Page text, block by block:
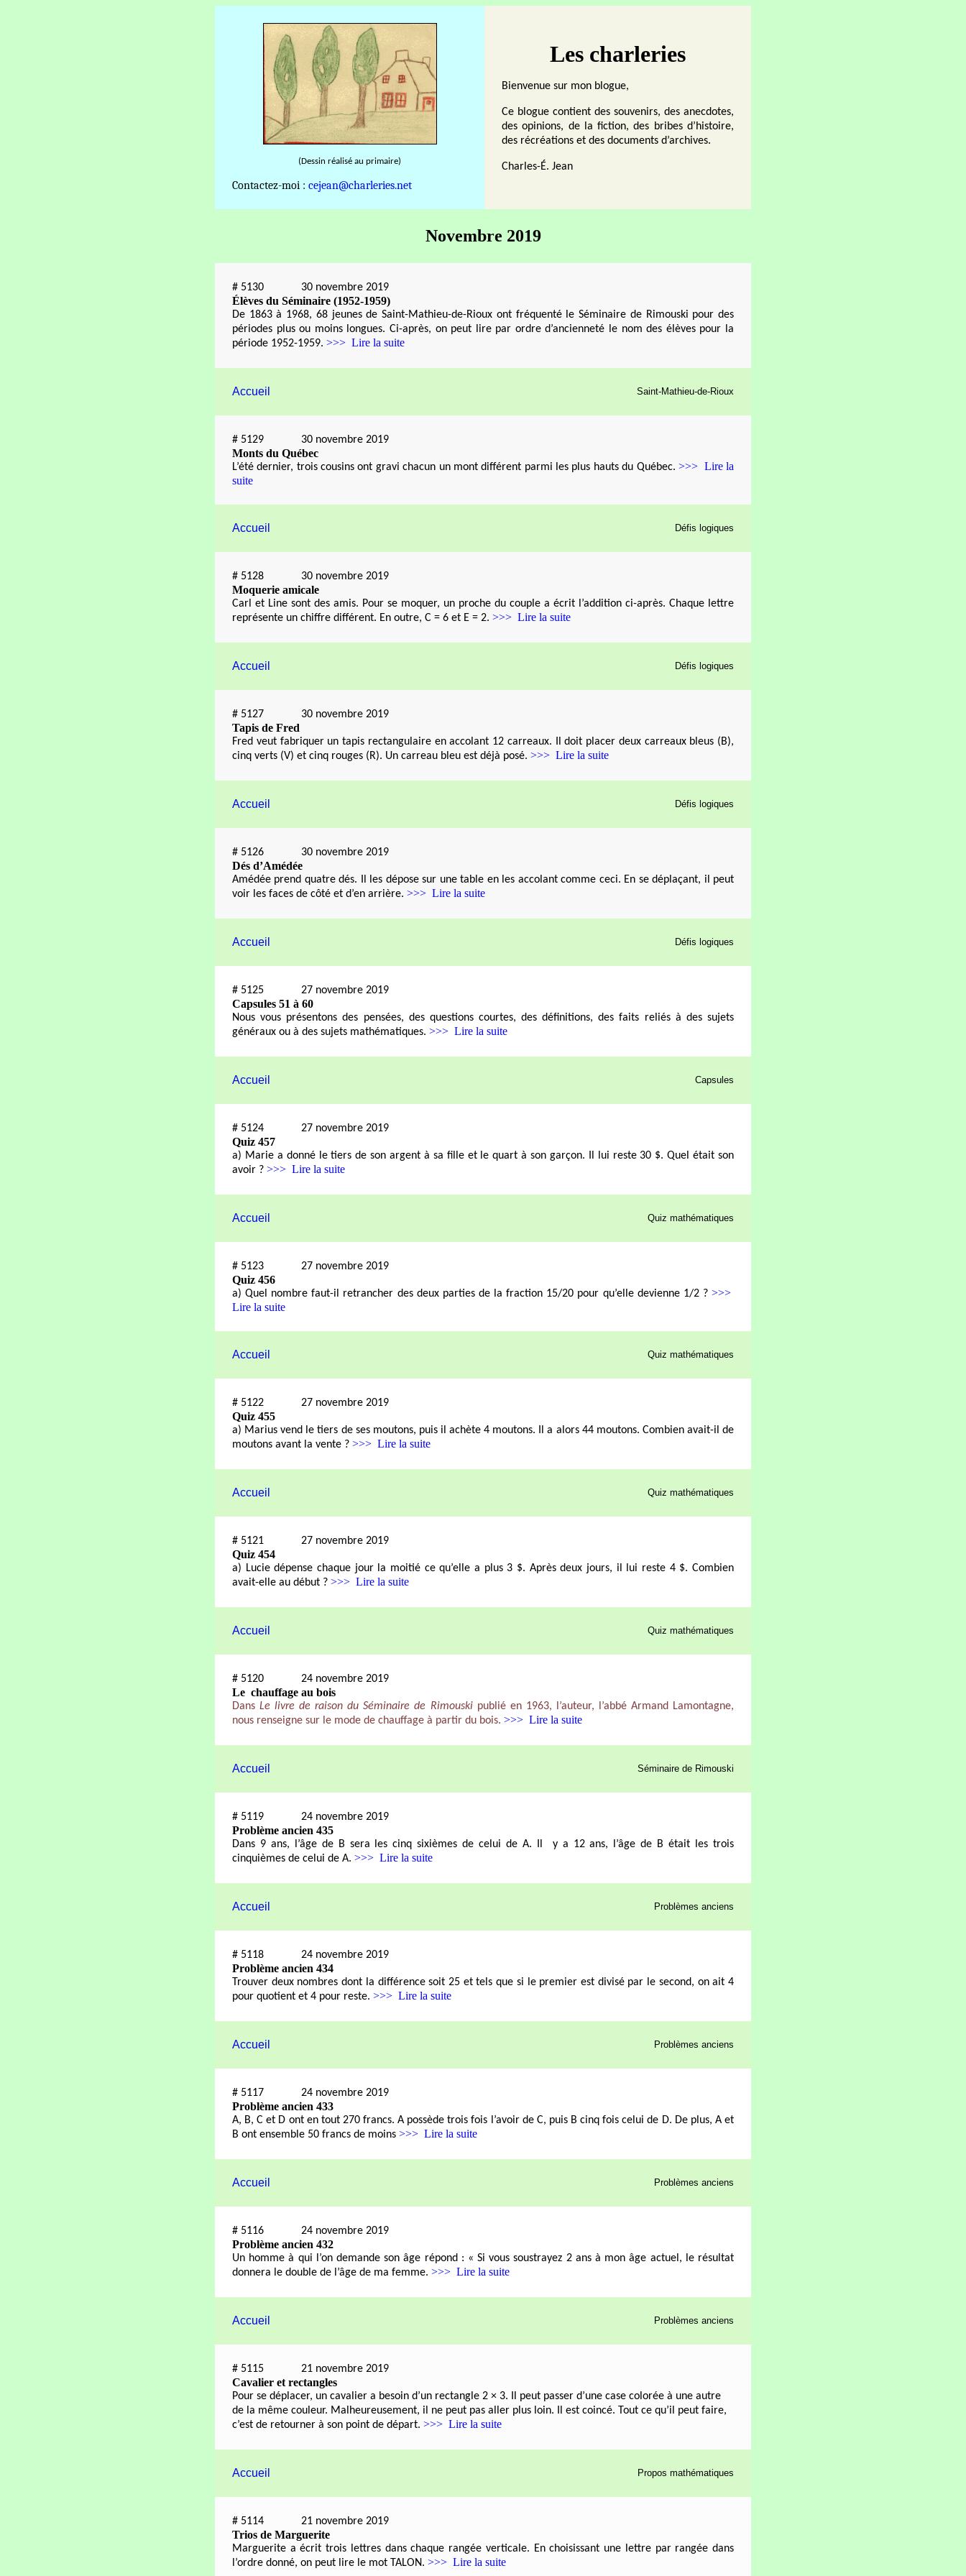
(Dessin réalisé au primaire)
Contactez-moi : cejean@charleries.net
Les charleries
Bienvenue sur mon blogue,
Ce blogue contient des souvenirs, des anecdotes,
des opinions, de la fiction, des bribes d’histoire,
des récréations et des documents d’archives.
Charles-É. Jean
Novembre 2019
# 5130 30 novembre 2019
Élèves du Séminaire (1952-1959)
De 1863 à 1968, 68 jeunes de Saint-Mathieu-de-Rioux ont fréquenté le Séminaire de Rimouski pour des
périodes plus ou moins longues. Ci-après, on peut lire par ordre d’ancienneté le nom des élèves pour la
période 1952-1959. >>> Lire la suite
Accueil Saint-Mathieu-de-Rioux
# 5129 30 novembre 2019
Monts du Québec
L’été dernier, trois cousins ont gravi chacun un mont différent parmi les plus hauts du Québec. >>> Lire la
suite
Accueil Défis logiques
# 5128 30 novembre 2019
Moquerie amicale
Carl et Line sont des amis. Pour se moquer, un proche du couple a écrit l’addition ci-après. Chaque lettre
représente un chiffre différent. En outre, C = 6 et E = 2. >>> Lire la suite
Accueil Défis logiques
# 5127 30 novembre 2019
Tapis de Fred
Fred veut fabriquer un tapis rectangulaire en accolant 12 carreaux. Il doit placer deux carreaux bleus (B),
cinq verts (V) et cinq rouges (R). Un carreau bleu est déjà posé. >>> Lire la suite
Accueil Défis logiques
# 5126 30 novembre 2019
Dés d’Amédée
Amédée prend quatre dés. Il les dépose sur une table en les accolant comme ceci. En se déplaçant, il peut
voir les faces de côté et d’en arrière. >>> Lire la suite
Accueil Défis logiques
# 5125 27 novembre 2019
Capsules 51 à 60
Nous vous présentons des pensées, des questions courtes, des définitions, des faits reliés à des sujets
généraux ou à des sujets mathématiques. >>> Lire la suite
Accueil Capsules
# 5124 27 novembre 2019
Quiz 457
a) Marie a donné le tiers de son argent à sa fille et le quart à son garçon. Il lui reste 30 $. Quel était son
avoir ? >>> Lire la suite
Accueil Quiz mathématiques
# 5123 27 novembre 2019
Quiz 456
a) Quel nombre faut-il retrancher des deux parties de la fraction 15/20 pour qu’elle devienne 1/2 ? >>>
Lire la suite
Accueil Quiz mathématiques
# 5122 27 novembre 2019
Quiz 455
a) Marius vend le tiers de ses moutons, puis il achète 4 moutons. Il a alors 44 moutons. Combien avait-il de
moutons avant la vente ? >>> Lire la suite
Accueil Quiz mathématiques
# 5121 27 novembre 2019
Quiz 454
a) Lucie dépense chaque jour la moitié ce qu’elle a plus 3 $. Après deux jours, il lui reste 4 $. Combien
avait-elle au début ? >>> Lire la suite
Accueil Quiz mathématiques
# 5120 24 novembre 2019
Le chauffage au bois
DansLe livre de raison du Séminaire de Rimouskipublié en 1963, l’auteur, l’abbé Armand Lamontagne,
nous renseigne sur le mode de chauffage à partir du bois. >>> Lire la suite
Accueil Séminaire de Rimouski
# 5119 24 novembre 2019
Problème ancien 435
Dans 9 ans, l’âge de B sera les cinq sixièmes de celui de A. Il
y a 12 ans, l’âge de B était les trois
cinquièmes de celui de A. >>> Lire la suite
Accueil Problèmes anciens
# 5118 24 novembre 2019
Problème ancien 434
Trouver deux nombres dont la différence soit 25 et tels que si le premier est divisé par le second, on ait 4
pour quotient et 4 pour reste. >>> Lire la suite
Accueil Problèmes anciens
# 5117 24 novembre 2019
Problème ancien 433
A, B, C et D ont en tout 270 francs. A possède trois fois l’avoir de C, puis B cinq fois celui de D. De plus, A et
B ont ensemble 50 francs de moins >>> Lire la suite
Accueil Problèmes anciens
# 5116 24 novembre 2019
Problème ancien 432
Un homme à qui l’on demande son âge répond : « Si vous soustrayez 2 ans à mon âge actuel, le résultat
donnera le double de l’âge de ma femme. >>> Lire la suite
Accueil Problèmes anciens
# 5115 21 novembre 2019
Cavalier et rectangles
Pour se déplacer, un cavalier a besoin d’un rectangle 2 × 3. Il peut passer d’une case colorée à une autre
de la même couleur. Malheureusement, il ne peut pas aller plus loin. Il est coincé. Tout ce qu’il peut faire,
c’est de retourner à son point de départ. >>> Lire la suite
Accueil Propos mathématiques
# 5114 21 novembre 2019
Trios de Marguerite
Marguerite a écrit trois lettres dans chaque rangée verticale. En choisissant une lettre par rangée dans
l’ordre donné, on peut lire le mot TALON. >>> Lire la suite